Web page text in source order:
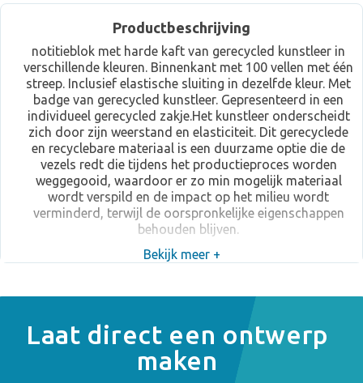
Productbeschrijving
notitieblok met harde kaft van gerecycled kunstleer in
verschillende kleuren. Binnenkant met 100 vellen met één
streep. Inclusief elastische sluiting in dezelfde kleur. Met
badge van gerecycled kunstleer. Gepresenteerd in een
individueel gerecycled zakje.Het kunstleer onderscheidt
zich door zijn weerstand en elasticiteit. Dit gerecyclede
en recyclebare materiaal is een duurzame optie die de
vezels redt die tijdens het productieproces worden
weggegooid, waardoor er zo min mogelijk materiaal
wordt verspild en de impact op het milieu wordt
verminderd, terwijl de oorspronkelijke eigenschappen
behouden blijven.
Bekijk meer +
Laat direct een ontwerp
maken